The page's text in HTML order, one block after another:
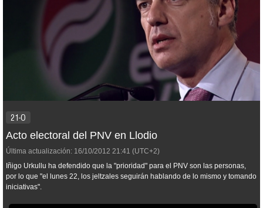
21-O
Acto electoral del PNV en Llodio
Última actualización: 16/10/2012 21:41 (UTC+2)
Iñigo Urkullu ha defendido que la "prioridad" para el PNV son las personas,
por lo que "el lunes 22, los jeltzales seguirán hablando de lo mismo y tomando
iniciativas".